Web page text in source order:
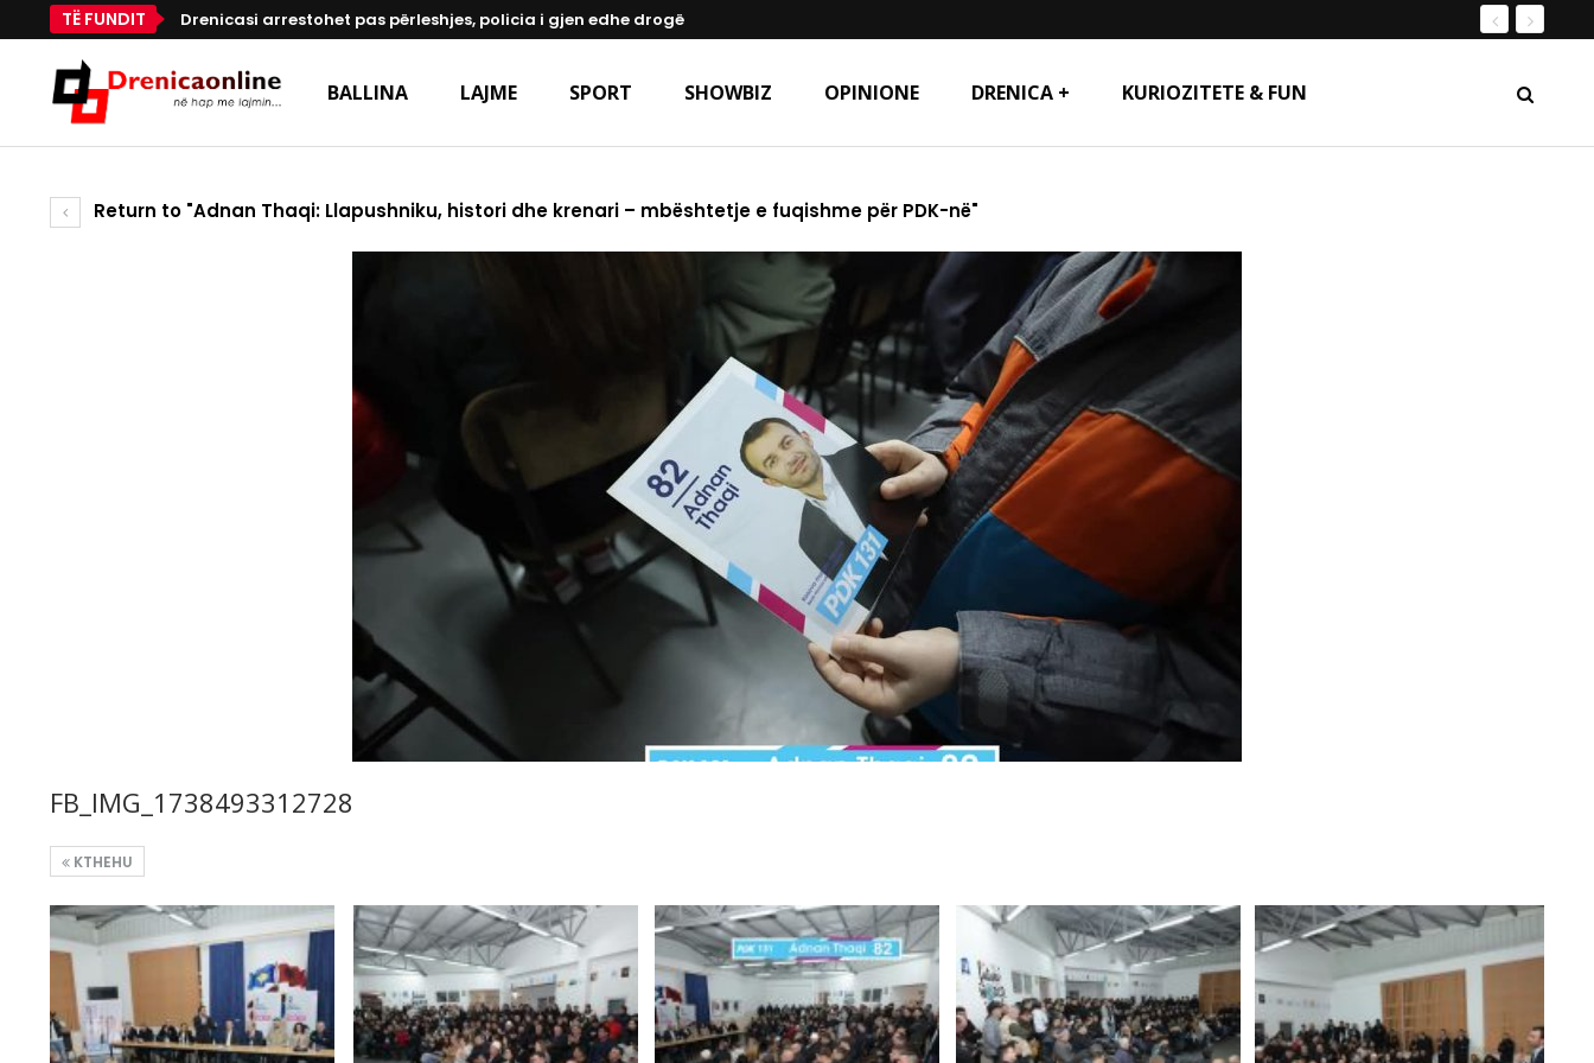
TË FUNDIT Drenicasi arrestohet pas përleshjes, policia i gjen edhe drogë
BALLINA LAJME SPORT SHOWBIZ OPINIONE DRENICA + KURIOZITETE & FUN
Return to "Adnan Thaqi: Llapushniku, histori dhe krenari – mbështetje e fuqishme për PDK-në"
FB_IMG_1738493312728
KTHEHU